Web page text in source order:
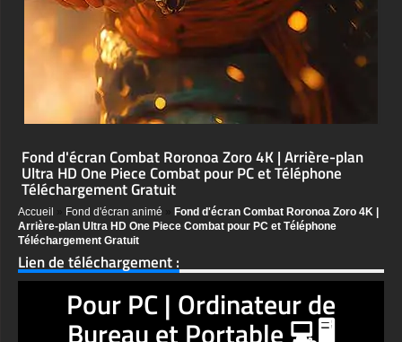
Fond d'écran Combat Roronoa Zoro 4K | Arrière-plan
Ultra HD One Piece Combat pour PC et Téléphone
Téléchargement Gratuit
Accueil Fond d'écran animé
Fond d'écran Combat Roronoa Zoro 4K |
Arrière-plan Ultra HD One Piece Combat pour PC et Téléphone
Téléchargement Gratuit
Lien de téléchargement :
Pour PC | Ordinateur de